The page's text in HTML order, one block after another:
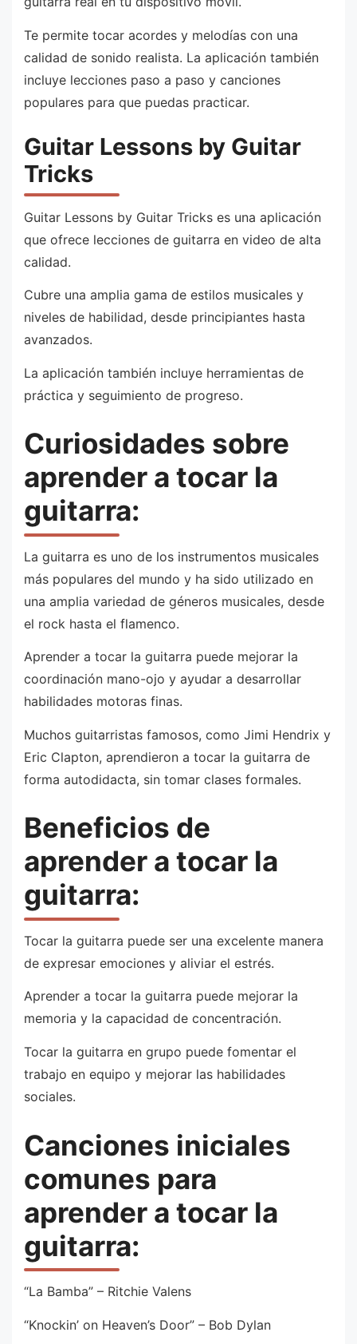
Te permite tocar acordes y melodías con una
calidad de sonido realista. La aplicación también
incluye lecciones paso a paso y canciones
populares para que puedas practicar.
Guitar Lessons by Guitar
Tricks
Guitar Lessons by Guitar Tricks es una aplicación
que ofrece lecciones de guitarra en video de alta
calidad.
Cubre una amplia gama de estilos musicales y
niveles de habilidad, desde principiantes hasta
avanzados.
La aplicación también incluye herramientas de
práctica y seguimiento de progreso.
Curiosidades sobre
aprender a tocar la
guitarra:
La guitarra es uno de los instrumentos musicales
más populares del mundo y ha sido utilizado en
una amplia variedad de géneros musicales, desde
el rock hasta el flamenco.
Aprender a tocar la guitarra puede mejorar la
coordinación mano-ojo y ayudar a desarrollar
habilidades motoras finas.
Muchos guitarristas famosos, como Jimi Hendrix y
Eric Clapton, aprendieron a tocar la guitarra de
forma autodidacta, sin tomar clases formales.
Beneficios de
aprender a tocar la
guitarra:
Tocar la guitarra puede ser una excelente manera
de expresar emociones y aliviar el estrés.
Aprender a tocar la guitarra puede mejorar la
memoria y la capacidad de concentración.
Tocar la guitarra en grupo puede fomentar el
trabajo en equipo y mejorar las habilidades
sociales.
Canciones iniciales
comunes para
aprender a tocar la
guitarra:
“La Bamba” – Ritchie Valens
“Knockin’ on Heaven’s Door” – Bob Dylan